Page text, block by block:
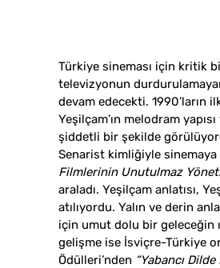
Türkiye sineması için kritik
televizyonun
devam edecekti. 1990’ların
Yeşilçam’ın melodram
şiddetli bir şekilde
Senarist kimliğiyle sinemaya
Filmlerinin Unutulmaz
araladı. Yeşilçam anlatısı,
atılıyordu. Yalın ve derin
için umut dolu bir geleceğin
gelişme ise İsviçre-Türkiye
Ödülleri’nden “Yabancı